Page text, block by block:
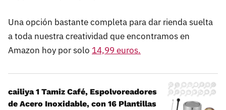
Una opción bastante completa para dar rienda suelta
a toda nuestra creatividad que encontramos en
Amazon hoy por solo 14,99 euros.
cailiya 1 Tamiz Café, Espolvoreadores
de Acero Inoxidable, con 16 Plantillas